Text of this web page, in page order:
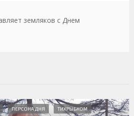
земляков с Днем
ПЕРСОНА ДНЯ ТИХРЫБКОМ